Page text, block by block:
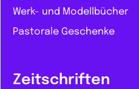
Werk- und Modellbücher
Pastorale Geschenke
Zeitschriften